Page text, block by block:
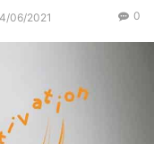
06/2021 0